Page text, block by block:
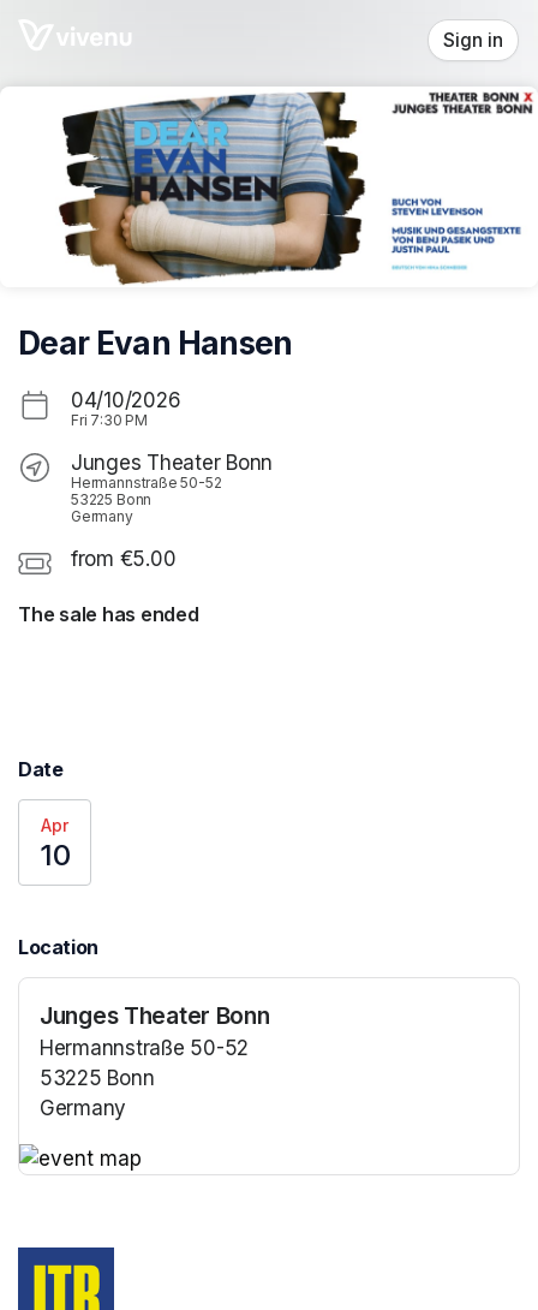
Skip header
Sign in
Dear Evan Hansen
04/10/2026
Fri 7:30 PM
Junges Theater Bonn
Hermannstraße 50-52
53225 Bonn
Germany
from €5.00
The sale has ended
Date
Apr
10
Location
Junges Theater Bonn
Hermannstraße 50-52
53225 Bonn
Germany